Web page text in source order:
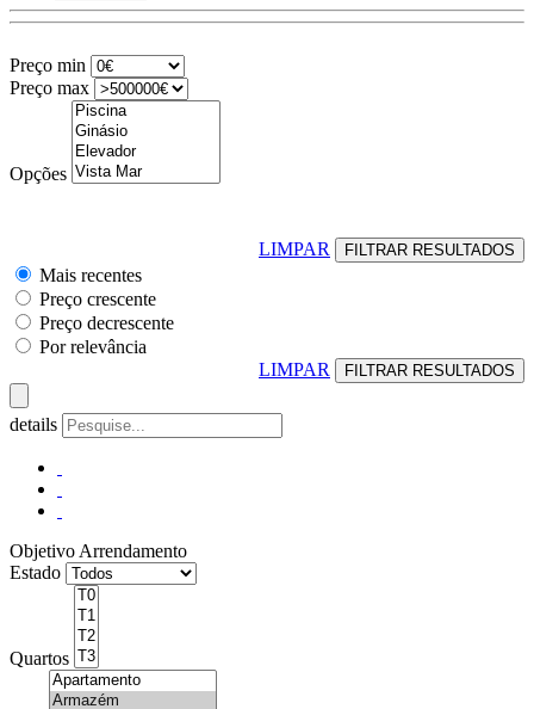
Preço min
Preço max
Opções
LIMPAR
Mais recentes
Preço crescente
Preço decrescente
Por relevância
LIMPAR
details
Objetivo Arrendamento
Estado
Quartos